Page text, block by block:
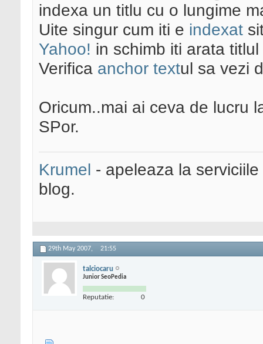
indexa un titlu cu o lungime
Uite singur cum iti e indexat
Yahoo! in schimb iti arata
Verifica anchor textul sa vezi
Oricum..mai ai ceva de lucru
SPor.
Krumel - apeleaza la
blog.
29th May 2007, 21:55
talciocaru
Junior SeoPedia
Reputatie: 0